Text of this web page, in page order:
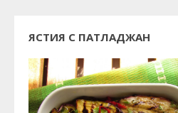
ЯСТИЯ С ПАТЛАДЖАН